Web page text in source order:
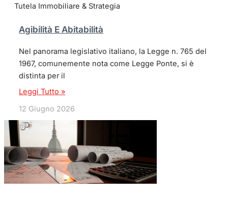
Tutela Immobiliare & Strategia
Agibilità E Abitabilità
Nel panorama legislativo italiano, la Legge n. 765 del
1967, comunemente nota come Legge Ponte, si è
distinta per il
Leggi Tutto »
12 Giugno 2026